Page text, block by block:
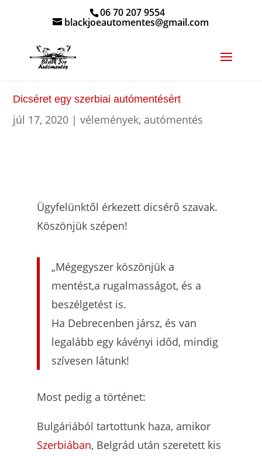
06 70 207 9554
blackjoeautomentes@gmail.com
Dicséret egy szerbiai autómentésért
júl 17, 2020 |vélemények, autómentés
Ügyfelünktől érkezett dicsérő szavak.
Köszönjük szépen!
„Mégegyszer köszönjük a
mentést,a rugalmasságot, és a
beszélgetést is.
Ha Debrecenben jársz, és van
legalább egy kávényi időd, mindig
szívesen látunk!
Most pedig a történet:
Bulgáriából tartottunk haza, amikor
Szerbiában, Belgrád után szeretett kis